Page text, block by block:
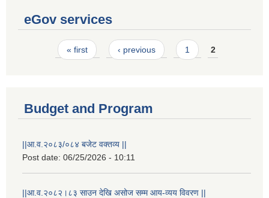
eGov services
Pages« first ‹ previous 1 2
Budget and Program
||आ.व.२०८३/०८४ बजेट वक्तव्य ||
Post date: 06/25/2026 - 10:11
||आ.व.२०८२।८३ साउन देखि असोज सम्म आय-व्यय विवरण ||